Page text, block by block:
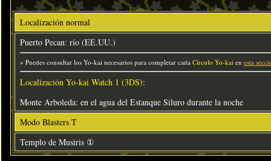
Localización normal
Puerto Pecan: río (EE.UU.)
» Puedes consultar los Yo-kai necesarios para completar cada Círculo Yo-kai en esta
Localización Yo-kai Watch 1 (3DS):
Monte Arboleda: en el agua del Estanque Siluro durante la noche
Modo Blasters T
Templo de Musiris ①